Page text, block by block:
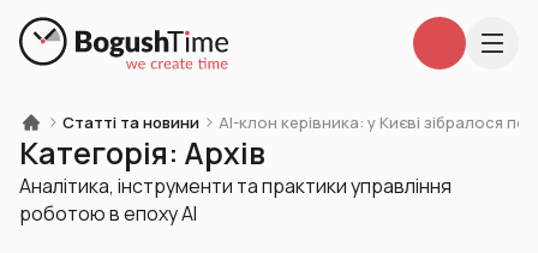
Статті та новини AI-клон керівника: у Києві зібралося
Категорія: Архів
Аналітика, інструменти та практики управління
роботою в епоху AI